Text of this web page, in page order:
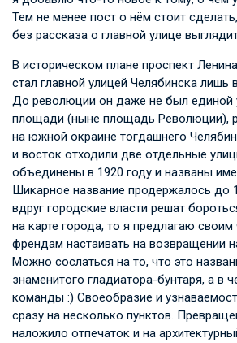
Тем не менее пост о нём стоит
без рассказа о главной улице
В историческом плане проспект
стал главной улицей Челябинска лишь
До революции он даже не был единой
площади (ныне площадь Революции),
на южной окраине тогдашнего
и восток отходили две отдельные
объединены в 1920 году и названы
Шикарное название продержалось до
вдруг городские власти решат
на карте города, то я предлагаю
френдам настаивать на возвращении
Можно сослаться на то, что это
знаменитого гладиатора-бунтаря, а в
команды :) Своеобразие и
сразу на несколько пунктов.
наложило отпечаток и на